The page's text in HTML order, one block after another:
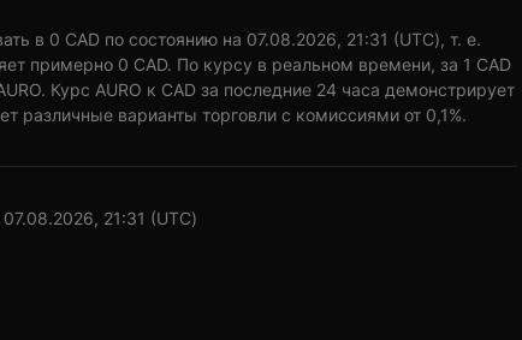
в 0 CAD по состоянию на 07.08.2026, 21:31 (UTC), т. е.
примерно 0 CAD. По курсу в реальном времени, за 1 CAD
Курс AURO к CAD за последние 24 часа демонстрирует
различные варианты торговли с комиссиями от 0,1%.
21:31 (UTC)